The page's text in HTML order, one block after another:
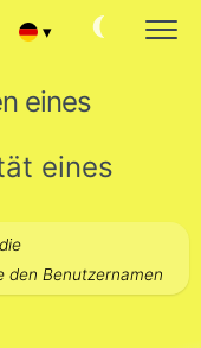
▾
eines
eines
den Benutzernamen